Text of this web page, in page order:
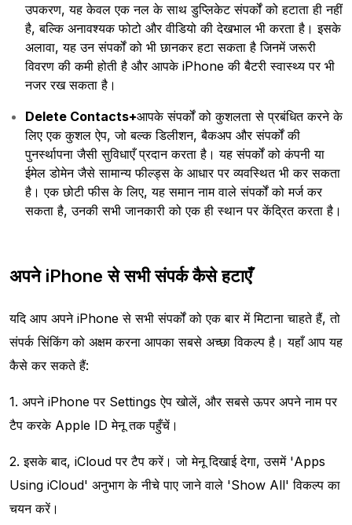
उपकरण, यह केवल एक नल के साथ डुप्लिकेट संपर्कों को हटाता ही नहीं
है, बल्कि अनावश्यक फोटो और वीडियो की देखभाल भी करता है। इसके
अलावा, यह उन संपर्कों को भी छानकर हटा सकता है जिनमें जरूरी
विवरण की कमी होती है और आपके iPhone की बैटरी स्वास्थ्य पर भी
नजर रख सकता है।
Delete Contacts+आपके संपर्कों को कुशलता से प्रबंधित करने के
लिए एक कुशल ऐप, जो बल्क डिलीशन, बैकअप और संपर्कों की
पुनर्स्थापना जैसी सुविधाएँ प्रदान करता है। यह संपर्कों को कंपनी या
ईमेल डोमेन जैसे सामान्य फील्ड्स के आधार पर व्यवस्थित भी कर सकता
है। एक छोटी फीस के लिए, यह समान नाम वाले संपर्कों को मर्ज कर
सकता है, उनकी सभी जानकारी को एक ही स्थान पर केंद्रित करता है।
अपने iPhone से सभी संपर्क कैसे हटाएँ
यदि आप अपने iPhone से सभी संपर्कों को एक बार में मिटाना चाहते हैं, तो
संपर्क सिंकिंग को अक्षम करना आपका सबसे अच्छा विकल्प है। यहाँ आप यह
कैसे कर सकते हैं:
1. अपने iPhone पर Settings ऐप खोलें, और सबसे ऊपर अपने नाम पर
टैप करके Apple ID मेनू तक पहुँचें।
2. इसके बाद, iCloud पर टैप करें। जो मेनू दिखाई देगा, उसमें 'Apps
Using iCloud' अनुभाग के नीचे पाए जाने वाले 'Show All' विकल्प का
चयन करें।